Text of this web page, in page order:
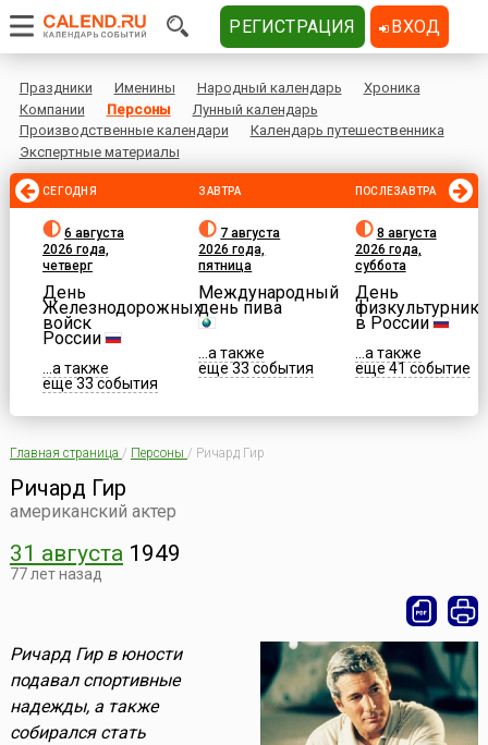
Праздники Именины Народный календарь
Хроника
Компании
Персоны
Лунный календарь
Производственные календари
Календарь путешественника
Экспертные материалы
СЕГОДНЯ
6 августа
2026 года,
четверг
День
Железнодорожных
войск
России
...а также
еще 33 события
ЗАВТРА
7 августа
2026 года,
пятница
Международный
день пива
...а также
еще 33 события
ПОСЛЕЗАВТРА
8 августа
2026 года,
суббота
День
физкультурника
в России
...а также
еще 41 событие
Главная страница / Персоны / Ричард Гир
Ричард Гир
американский актер
31 августа1949
77 лет назад
Ричард Гир в юности
подавал спортивные
надежды, а также
собирался стать
РЕГИСТРАЦИЯ ВХОД